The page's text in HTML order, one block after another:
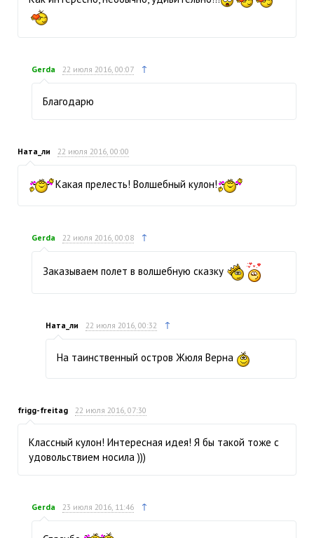
Gerda 22 июля 2016, 00:07 ↑
Благодарю
Ната_ли 22 июля 2016, 00:00
Какая прелесть! Волшебный кулон!
Gerda 22 июля 2016, 00:08 ↑
Заказываем полет в волшебную сказку
Ната_ли 22 июля 2016, 00:32 ↑
На таинственный остров Жюля Верна
frigg-freitag 22 июля 2016, 07:30
Классный кулон! Интересная идея! Я бы такой тоже с
удовольствием носила )))
Gerda 23 июля 2016, 11:46 ↑